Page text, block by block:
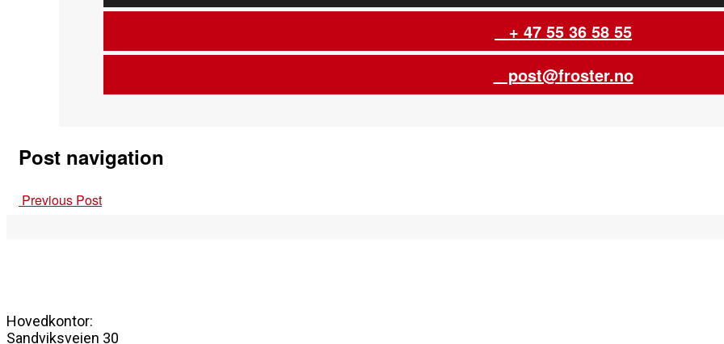
+ 47 55 36 58 55
post@froster.no
Post navigation
Previous Post
Hovedkontor:
Sandviksveien 30